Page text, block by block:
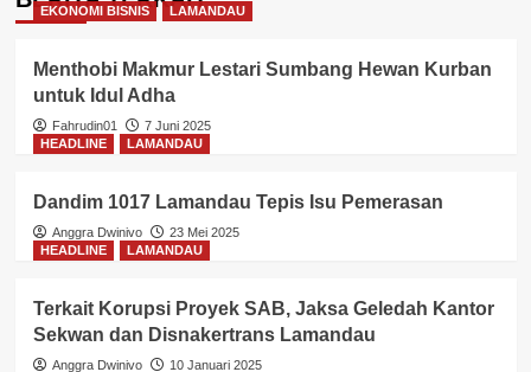
EKONOMI BISNIS LAMANDAU
Menthobi Makmur Lestari Sumbang Hewan Kurban
untuk Idul Adha
Fahrudin01
7 Juni 2025
HEADLINE
LAMANDAU
Dandim 1017 Lamandau Tepis Isu Pemerasan
Anggra Dwinivo
23 Mei 2025
HEADLINE
LAMANDAU
Terkait Korupsi Proyek SAB, Jaksa Geledah Kantor
Sekwan dan Disnakertrans Lamandau
Anggra Dwinivo 10 Januari 2025